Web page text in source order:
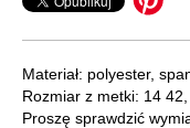
Materiał: polyester,
Rozmiar z metki: 14
Proszę sprawdzić